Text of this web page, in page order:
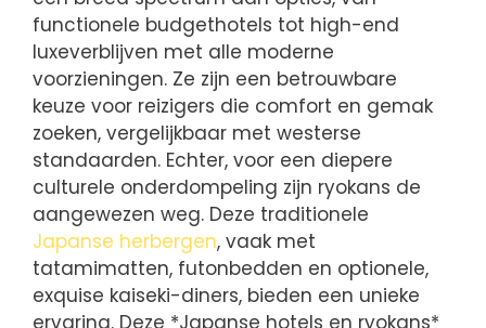
functionele budgethotels tot high-end
luxeverblijven met alle moderne
voorzieningen. Ze zijn een betrouwbare
keuze voor reizigers die comfort en gemak
zoeken, vergelijkbaar met westerse
standaarden. Echter, voor een diepere
culturele onderdompeling zijn ryokans de
aangewezen weg. Deze traditionele
Japanse herbergen, vaak met
tatamimatten, futonbedden en optionele,
exquise kaiseki-diners, bieden een unieke
ervaring. Deze *Japanse hotels en ryokans*